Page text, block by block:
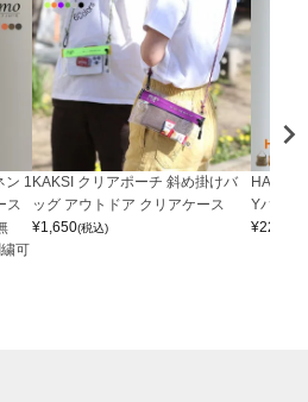
ン 1
ス
可
KAKSI クリアポーチ 斜め掛けバ
ッグ アウトドア クリアケース
¥1,650(税込)
Yバッグ
¥22,000